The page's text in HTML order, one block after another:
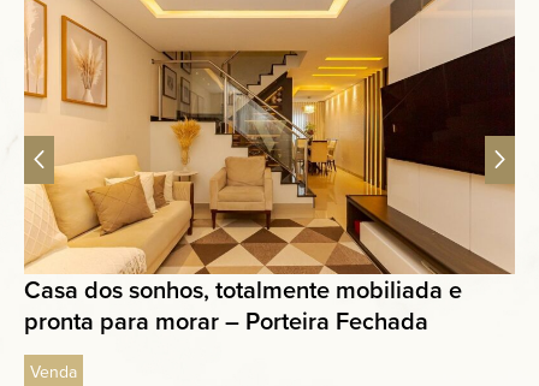
Casa dos sonhos, totalmente mobiliada e
pronta para morar – Porteira Fechada
Venda